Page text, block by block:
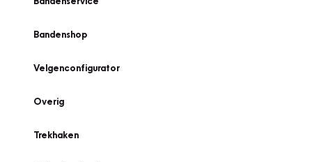
Bandenshop
Velgenconfigurator
Overig
Trekhaken